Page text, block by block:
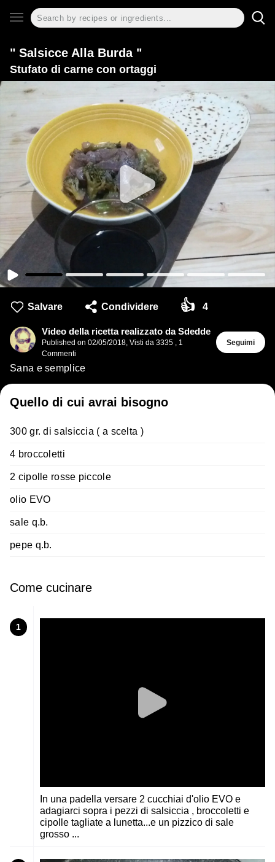
" Salsicce Alla Burda "
Stufato di carne con ortaggi
Salvare Condividere 👍 4
Video della ricetta realizzato da Sdedde
Published on 02/05/2018, Visti da 3335 , 1
Commenti
Seguimi
Sana e semplice
Quello di cui avrai bisogno
300 gr. di salsiccia ( a scelta )
4 broccoletti
2 cipolle rosse piccole
olio EVO
sale q.b.
pepe q.b.
Come cucinare
1
In una padella versare 2 cucchiai d'olio EVO e
adagiarci sopra i pezzi di salsiccia , broccoletti e
cipolle tagliate a lunetta...e un pizzico di sale
grosso ...